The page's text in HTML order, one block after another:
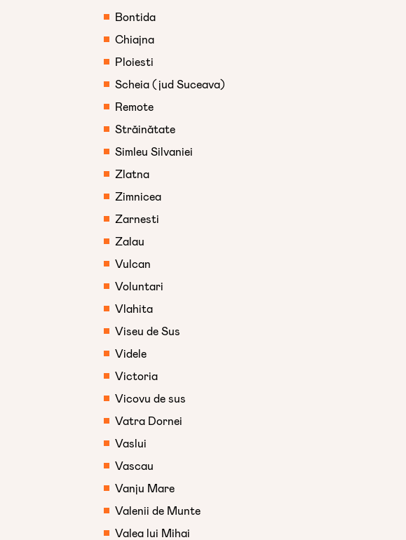
Bontida
Chiajna
Ploiesti
Scheia (jud Suceava)
Remote
Străinătate
Simleu Silvaniei
Zlatna
Zimnicea
Zarnesti
Zalau
Vulcan
Voluntari
Vlahita
Viseu de Sus
Videle
Victoria
Vicovu de sus
Vatra Dornei
Vaslui
Vascau
Vanju Mare
Valenii de Munte
Valea lui Mihai